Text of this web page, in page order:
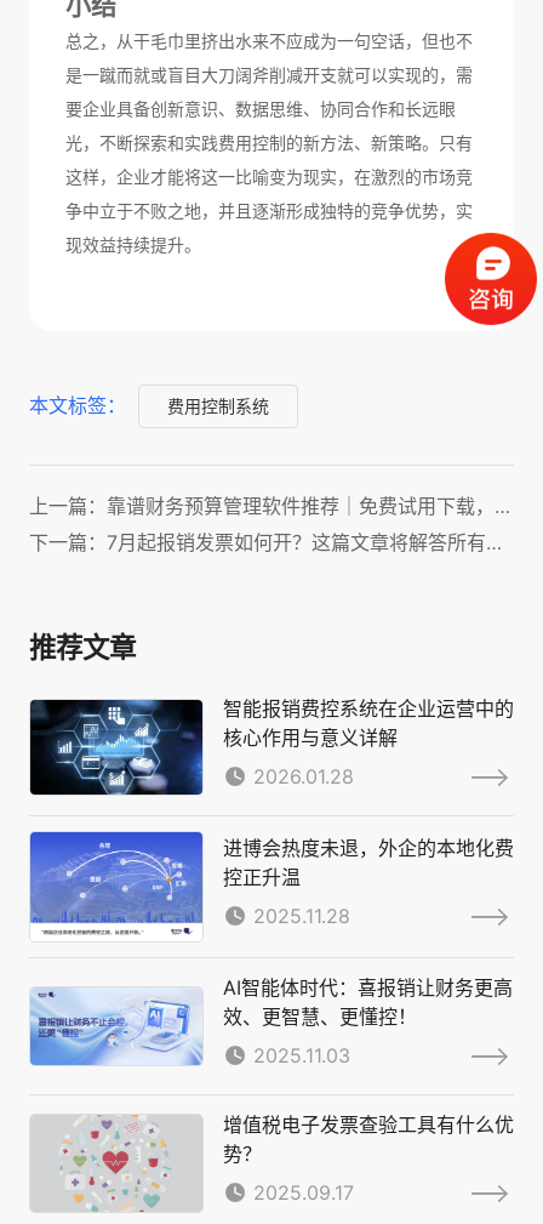
总之，从干毛巾里挤出水来不应成为一句空话，但也不
是一蹴而就或盲目大刀阔斧削减开支就可以实现的 ，需
要企业具备创新意识、数据思维、协同合作和长远眼
光， 不断探索和实践费用控制的新方法、新策略。只有
这样，企业才能将这一比喻变为现实， 在激烈的市场竞
争中立于不败之地， 并且逐渐形成独特的竞争优势， 实
现效益持续提升。
本文标签： 费用控制系统
上一篇：靠谱财务预算管理软件推荐｜免费试用下载，适配企业预算、决算全流程
下一篇：7月起报销发票如何开？这篇文章将解答所有人的疑问！
推荐文章
智能报销费控系统在企业运营中的
核心作用与意义详解
2026.01.28
进博会热度未退，外企的本地化费
控正升温
2025.11.28
AI智能体时代：喜报销让财务更高
效、更智慧、更懂控！
2025.11.03
增值税电子发票查验工具有什么优
势？
2025.09.17